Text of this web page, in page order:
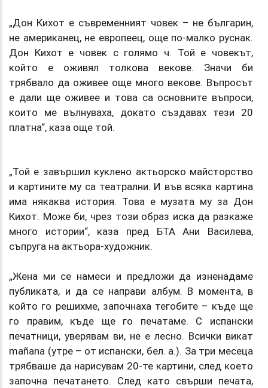
„Дон Кихот е съвременният човек – не българин,
не американец, не европеец, още по-малко руснак.
Дон Кихот е човек с голямо ч. Той е човекът,
който е оживял толкова векове. Значи би
трябвало да оживее още много векове. Въпросът
е дали ще оживее и това са основните въпроси,
които ме вълнуваха, докато създавах тези 20
платна“, каза още той.
„Той е завършил куклено актьорско майсторство
и картините му са театрални. И във всяка картина
има някаква история. Това е музата му за Дон
Кихот. Може би, чрез този образ иска да разкаже
много истории“, каза пред БТА Ани Василева,
съпруга на актьора-художник.
„Жена ми се намеси и предложи да изненадаме
публиката, и да се направи албум. В момента, в
който го решихме, започнаха тегобите – къде ще
го правим, къде ще го печатаме. С испански
печатници, уверявам ви, не е лесно. Всички викат
mañana (утре – от испански, бел. а.). За три месеца
трябваше да нарисувам 20-те картини, след което
започна печатането. След като свърши печата,